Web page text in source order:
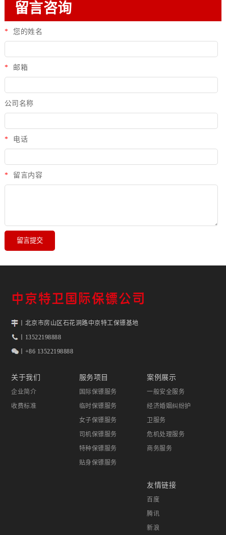
留言咨询
* 您的姓名
* 邮箱
公司名称
* 电话
* 留言内容
丨北京市房山区石花洞路中京特工保镖基地
丨13522198888
丨+86 13522198888
关于我们
企业简介
收费标准
服务项目
国际保镖服务
临时保镖服务
女子保镖服务
司机保镖服务
特种保镖服务
贴身保镖服务
案例展示
一般安全服务
经济婚姻纠纷护
卫服务
危机处理服务
商务服务
友情链接
百度
腾讯
新浪